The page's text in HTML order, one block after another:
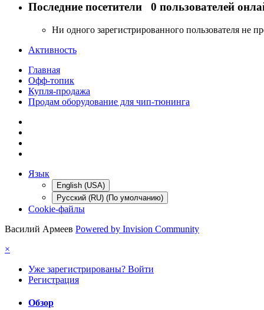
Последние посетители 0 пользователей
Ни одного зарегистрированного пользователя не
Активность
Главная
Офф-топик
Купля-продажа
Продам оборудование для чип-тюнинга
Язык
English (USA)
Русский (RU) (По умолчанию)
Cookie-файлы
Василий Армеев Powered by Invision Community
×
Уже зарегистрированы? Войти
Регистрация
Обзор